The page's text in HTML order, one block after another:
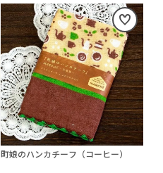
町娘のハンカチーフ（コーヒー）